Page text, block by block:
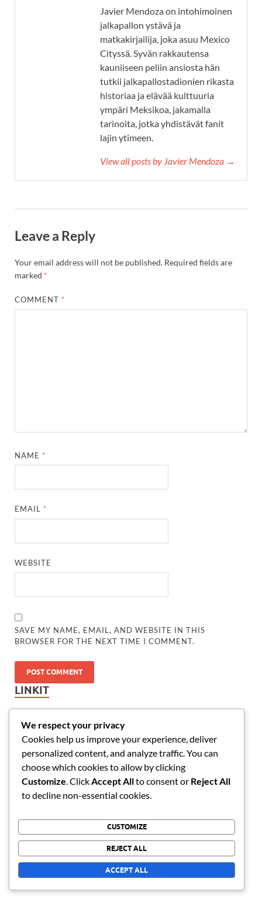
Javier Mendoza on intohimoinen
jalkapallon ystävä ja
matkakirjailija, joka asuu Mexico
Cityssä. Syvän rakkautensa
kauniiseen peliin ansiosta hän
tutkii jalkapallostadionien rikasta
historiaa ja elävää kulttuuria
ympäri Meksikoa, jakamalla
tarinoita, jotka yhdistävät fanit
lajin ytimeen.
View all posts by Javier Mendoza →
Leave a Reply
Your email address will not be published. Required fields are
marked *
COMMENT *
NAME *
EMAIL *
WEBSITE
SAVE MY NAME, EMAIL, AND WEBSITE IN THIS
BROWSER FOR THE NEXT TIME I COMMENT.
LINKIT
Tietoja
Ota yhteyttä
Blogiarkisto
KATEGORIAT
Arkkitehtoniset Ominaisuudet
Stadionin historia
We respect your privacy
Cookies help us improve your experience, deliver
personalized content, and analyze traffic. You can
choose which cookies to allow by clicking
Customize . Click Accept Allto consent or Reject All
to decline non-essential cookies.
CUSTOMIZE
REJECT ALL
ACCEPT ALL